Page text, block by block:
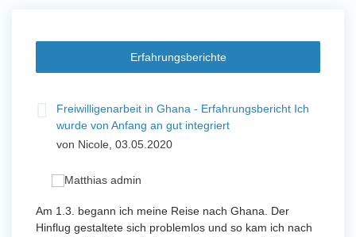
Erfahrungsberichte
Freiwilligenarbeit in Ghana - Erfahrungsbericht Ich
wurde von Anfang an gut integriert
von Nicole, 03.05.2020
Am 1.3. begann ich meine Reise nach Ghana. Der
Hinflug gestaltete sich problemlos und so kam ich nach